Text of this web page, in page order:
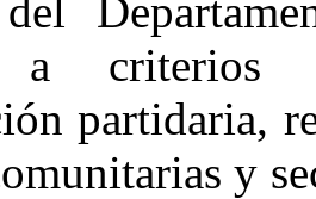
a criterios
partidaria,
y